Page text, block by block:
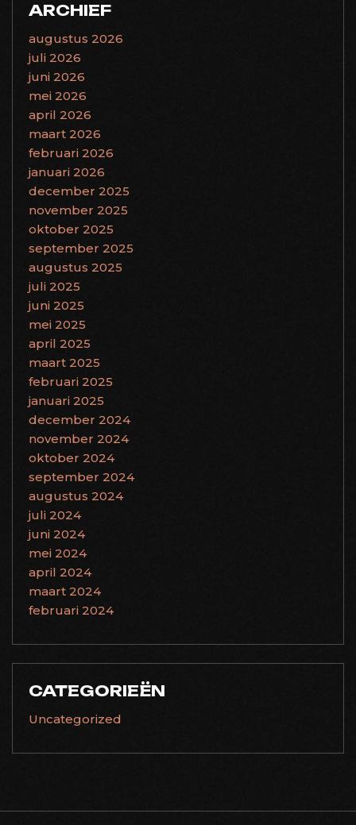
ARCHIEF
augustus 2026
juli 2026
juni 2026
mei 2026
april 2026
maart 2026
februari 2026
januari 2026
december 2025
november 2025
oktober 2025
september 2025
augustus 2025
juli 2025
juni 2025
mei 2025
april 2025
maart 2025
februari 2025
januari 2025
december 2024
november 2024
oktober 2024
september 2024
augustus 2024
juli 2024
juni 2024
mei 2024
april 2024
maart 2024
februari 2024
CATEGORIEËN
Uncategorized